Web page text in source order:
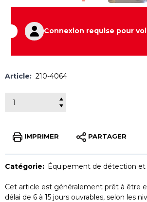
Connexion requise pour
Article: 210-4064
IMPRIMER PARTAGER
Catégorie: Équipement de détection et
Cet article est généralement prêt à être
délai de 6 à 15 jours ouvrables, selon les